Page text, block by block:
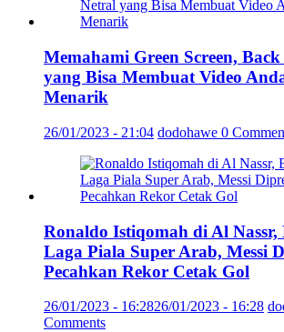
Memahami Green Screen,
yang Bisa Membuat Video
Menarik
26/01/2023 - 21:04 dodohawe 0
Ronaldo Istiqomah di Al Nassr,
Laga Piala Super Arab, Messi
Pecahkan Rekor Cetak Gol
26/01/2023 - 16:2826/01/2023 - 16:28
Comments